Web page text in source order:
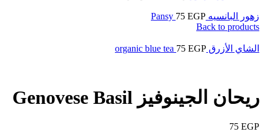
زهور البانسيه Pansy 75 EGP
Back to products
الشاي الأزرق organic blue tea 75 EGP
ريحان الجينوفيز Genovese Basil
75 EGP